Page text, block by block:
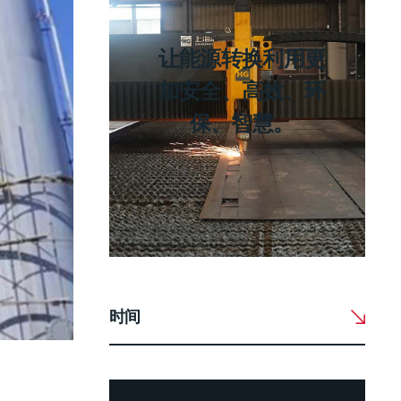
让能源转换利用更
加安全、高效、环
保、智慧。
时间